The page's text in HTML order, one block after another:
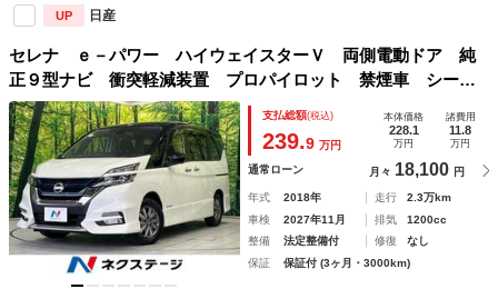
UP 日産
セレナ ｅ－パワー ハイウェイスターＶ 両側電動ドア 純
正９型ナビ 衝突軽減装置 プロパイロット 禁煙車 シート
ヒーター ２トーンカラー 前後ドラレコ 障害物センサー
スマートキー ＬＥＤヘッド ＥＴＣ 純正１５インチＡＷ
オートハイビーム
支払総額(税込)
239.9 万円
本体価格
228.1
万円
諸費用
11.8
万円
通常ローン 月々 18,100 円
年式 2018年 走行
2.3万km
車検
2027年11月 排気
1200cc
整備
法定整備付 修復
なし
保証
保証付 (3ヶ月・3000km)